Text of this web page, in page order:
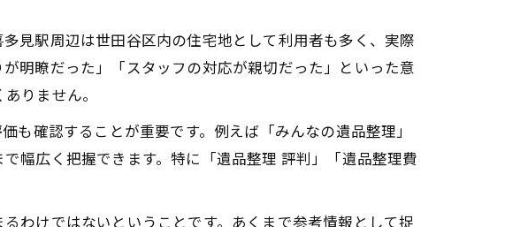
見駅周辺は世田谷区内の住宅地として利用者も多く、実際
明瞭だった」「スタッフの対応が親切だった」といった意
りません。
確認することが重要です。例えば「みんなの遺品整理」
幅広く把握できます。特に「遺品整理 評判」「遺品整理費
わけではないということです。あくまで参考情報として捉